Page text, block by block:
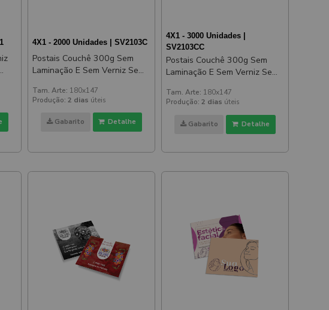
4X1 - 2000 Unidades | SV2103C
Postais Couchê 300g Sem
Laminação E Sem Verniz Sem
Tam. Arte: 180x147
Produção: 2 dias úteis
Gabarito Detalhe
4X1 - 3000 Unidades |
SV2103CC
Postais Couchê 300g Sem
Laminação E Sem Verniz Sem
Tam. Arte: 180x147
Produção: 2 dias úteis
Gabarito Detalhe